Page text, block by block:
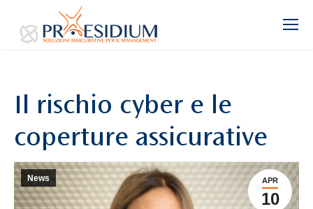
Il rischio cyber e le
coperture assicurative
APR
10
News